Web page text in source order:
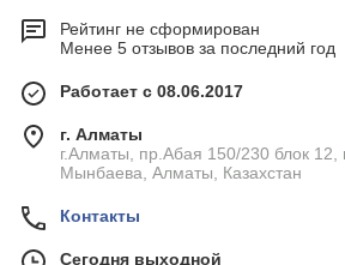
Рейтинг не сформирован
Менее 5 отзывов за последний год
Работает с 08.06.2017
г. Алматы
г.Алматы, пр.Абая 150/230 блок 12,
Мынбаева, Алматы, Казахстан
Контакты
Сегодня выходной